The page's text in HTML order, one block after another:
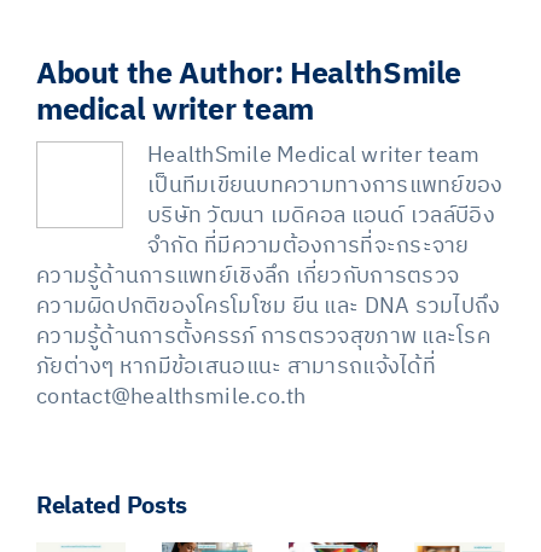
About the Author:HealthSmile
medical writer team
HealthSmile Medical writer team
เป็นทีมเขียนบทความทางการแพทย์ของ
บริษัท วัฒนา เมดิคอล แอนด์ เวลล์บีอิง
จำกัด ที่มีความต้องการที่จะกระจาย
ความรู้ด้านการแพทย์เชิงลึก เกี่ยวกับการตรวจ
ความผิดปกติของโครโมโซม ยีน และ DNA รวมไปถึง
ความรู้ด้านการตั้งครรภ์ การตรวจสุขภาพ และโรค
ภัยต่างๆ หากมีข้อเสนอแนะ สามารถแจ้งได้ที่
contact@healthsmile.co.th
Related Posts